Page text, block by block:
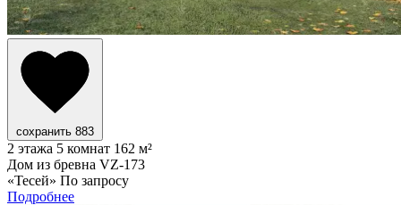
сохранить 883
2 этажа 5 комнат 162 м²
Дом из бревна VZ-173
«Тесей» По запросу
Подробнее